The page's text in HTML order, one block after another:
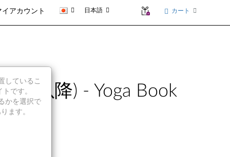
イアカウント 日本語 カート
れ以降) - Yoga Book
しているこ
です。
かを選択で
ます。